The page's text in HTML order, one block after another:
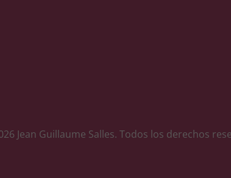
Jean Guillaume Salles. Todos los derechos